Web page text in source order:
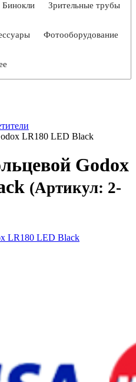
Бинокли Зрительные трубы
Фотооборудование
LR180 LED Black
Godox
(Артикул: 2-